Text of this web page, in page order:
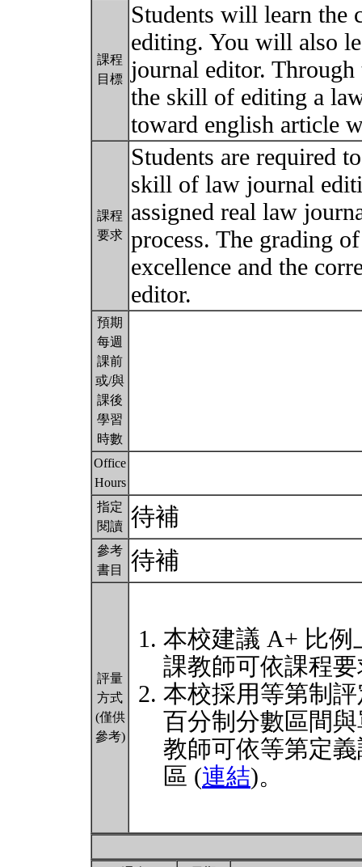
課程
目標
Students will learn the
editing. You will also
journal editor.
the skill of editing a
toward english article
課程
要求
Students are required
skill of law journal
assigned real law
process. The grading
excellence and the
editor.
預期
每週
課前
或/與
課後
學習
時數
Office
Hours
指定
閱讀 待補
參考
書目
待補
評量
方式
(僅供
參考)
本校建議 A+ 比例
課教師可依課程
本校採用等第制
百分制分數區間
教師可依等第定
區 (連結)。